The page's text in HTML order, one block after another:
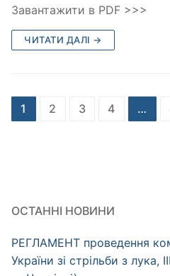
Завантажити в PDF >>>
ЧИТАТИ ДАЛІ →
Пагінація
1 2 3 4 …
ОСТАННІ НОВИНИ
РЕГЛАМЕНТ проведення
України зі стрільби з лука,